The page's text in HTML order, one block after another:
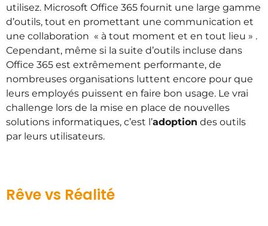
utilisez. Microsoft Office 365 fournit une large gamme
d’outils, tout en promettant une communication et
une collaboration « à tout moment et en tout lieu » .
Cependant, même si la suite d’outils incluse dans
Office 365 est extrêmement performante, de
nombreuses organisations luttent encore pour que
leurs employés puissent en faire bon usage. Le vrai
challenge lors de la mise en place de nouvelles
solutions informatiques, c’est l’adoption des outils
par leurs utilisateurs.
Rêve vs Réalité